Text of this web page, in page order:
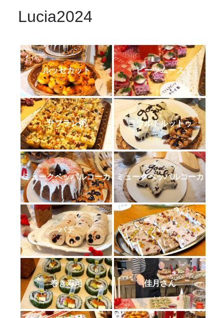
Lucia2024
ルッセカット ビーツムース
サフラン粥 ヨウルトルットゥ
ミュークペッパルコーカ ミュークペッパルコーカ
パテ パテ
巻き寿司 佳月さん